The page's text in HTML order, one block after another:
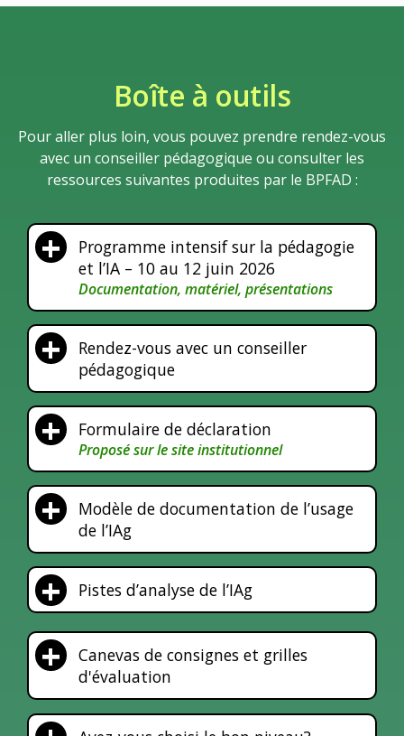
Boîte à outils
Pour aller plus loin, vous pouvez prendre rendez-vous
avec un conseiller pédagogique ou consulter les
ressources suivantes produites par le BPFAD :
Programme intensif sur la pédagogie
et l’IA – 10 au 12 juin 2026
Documentation, matériel, présentations
(nouvelle
fenêtre)
Rendez-vous avec un conseiller
pédagogique(nouvelle
fenêtre)
Formulaire de déclaration
Proposé sur le site institutionnel
(nouvelle
fenêtre)
Modèle de documentation de l’usage
de l’IAg
Pistes d’analyse de l’IAg
Canevas de consignes et grilles
d'évaluation